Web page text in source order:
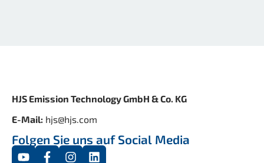
HJS Emission Technology GmbH & Co. KG
E-Mail: hjs@hjs.com
Folgen Sie uns auf Social Media